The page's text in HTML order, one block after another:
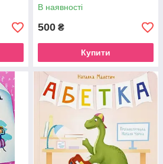
В наявності
500 ₴
Купити